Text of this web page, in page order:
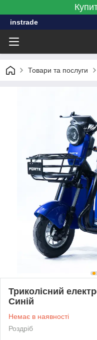
instrade
Товари та послуги
Триколісний
Синій
Немає в наявності
Роздріб